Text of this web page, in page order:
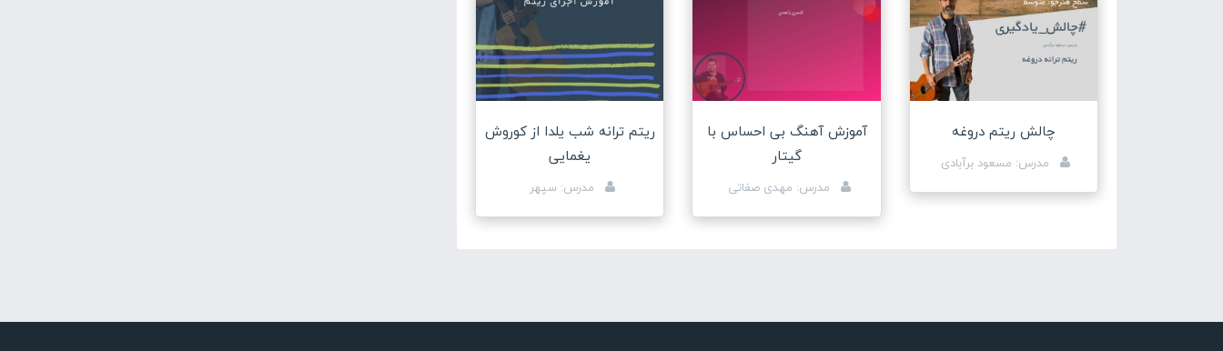
چالش ریتم دروغه
مدرس: مسعود برآبادی
آموزش آهنگ بی احساس با
گیتار
مدرس: مهدی صفاتی
ریتم ترانه شب یلدا از کوروش
یغمایی
مدرس: سپهر